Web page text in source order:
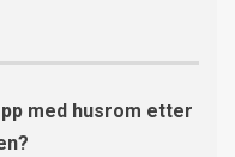
med husrom etter